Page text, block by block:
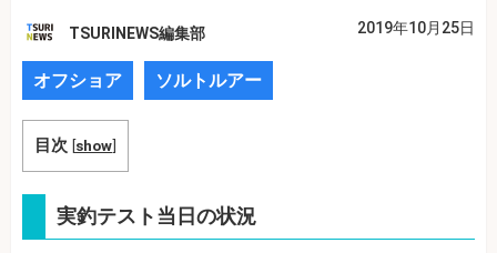
TSURINEWS編集部 2019年10月25日
オフショア ソルトルアー
目次 [show]
実釣テスト当日の状況